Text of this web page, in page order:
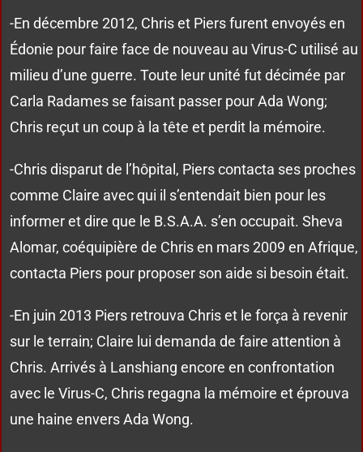
-En décembre 2012, Chris et Piers furent envoyés en
Édonie pour faire face de nouveau au Virus-C utilisé au
milieu d’une guerre. Toute leur unité fut décimée par
Carla Radames se faisant passer pour Ada Wong;
Chris reçut un coup à la tête et perdit la mémoire.
-Chris disparut de l’hôpital, Piers contacta ses proches
comme Claire avec qui il s’entendait bien pour les
informer et dire que le B.S.A.A. s’en occupait. Sheva
Alomar, coéquipière de Chris en mars 2009 en Afrique,
contacta Piers pour proposer son aide si besoin était.
-En juin 2013 Piers retrouva Chris et le força à revenir
sur le terrain; Claire lui demanda de faire attention à
Chris. Arrivés à Lanshiang encore en confrontation
avec le Virus-C, Chris regagna la mémoire et éprouva
une haine envers Ada Wong.